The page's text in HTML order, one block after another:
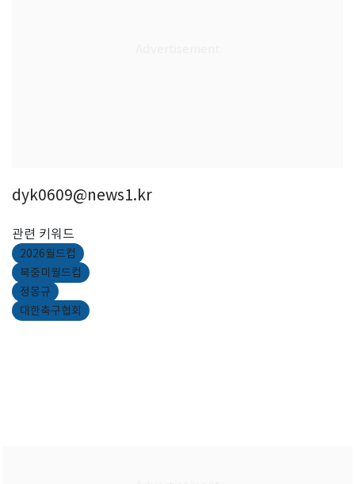
dyk0609@news1.kr
관련 키워드
2026월드컵
북중미월드컵
정몽규
대한축구협회